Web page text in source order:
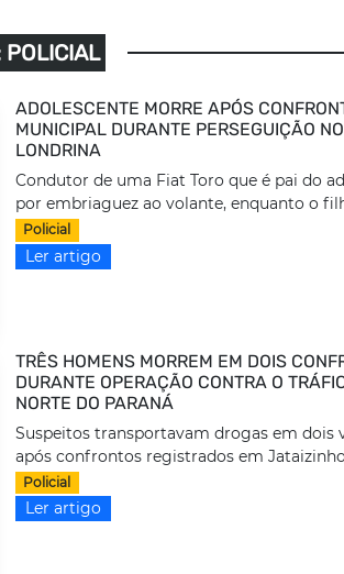
POLICIAL
ADOLESCENTE MORRE APÓS
MUNICIPAL DURANTE PERSEGUIÇÃO
LONDRINA
Condutor de uma Fiat Toro que é pai do
por embriaguez ao volante, enquanto o
Policial
Ler artigo
TRÊS HOMENS MORREM EM DOIS
DURANTE OPERAÇÃO CONTRA O
NORTE DO PARANÁ
Suspeitos transportavam drogas em dois
após confrontos registrados em
Policial
Ler artigo